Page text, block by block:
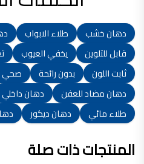
دهان خشب طلاء الابواب
قابل للتلوين
يخفي العيوب
ثابت اللون
بدون رائحة صحي
دهان مضاد للعفن
دهان داخلي
طلاء مائي
دهان ديكور
المنتجات ذات صلة